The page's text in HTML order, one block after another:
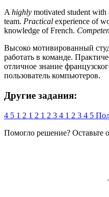
A highly motivated student with
team. Practical experience of
knowledge of French.
Высоко мотивированный
работать в команде.
отличное знание
пользователь компьютеров.
Другие задания:
4 5 1 2 1 2 1 2 3 4 1 2 3 4 5
Помогло решение? Оставьте